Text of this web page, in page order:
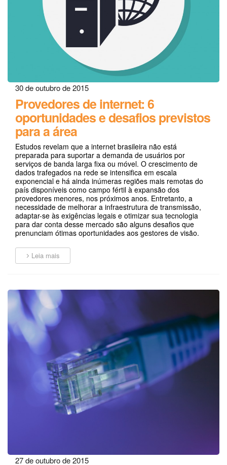
30 de outubro de 2015
Provedores de internet: 6
oportunidades e desafios previstos
para a área
Estudos revelam que a internet brasileira não está
preparada para suportar a demanda de usuários por
serviços de banda larga fixa ou móvel. O crescimento de
dados trafegados na rede se intensifica em escala
exponencial e há ainda inúmeras regiões mais remotas do
país disponíveis como campo fértil à expansão dos
provedores menores, nos próximos anos. Entretanto, a
necessidade de melhorar a infraestrutura de transmissão,
adaptar-se às exigências legais e otimizar sua tecnologia
para dar conta desse mercado são alguns desafios que
prenunciam ótimas oportunidades aos gestores de visão.
Leia mais
27 de outubro de 2015